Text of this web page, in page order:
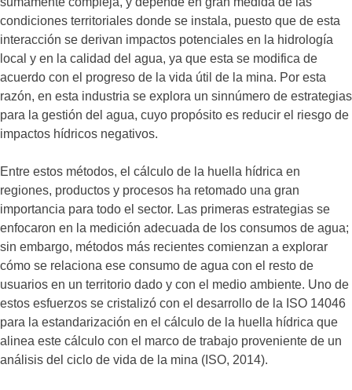
condiciones territoriales donde se instala, puesto que de esta
interacción se derivan impactos potenciales en la hidrología
local y en la calidad del agua, ya que esta se modifica de
acuerdo con el progreso de la vida útil de la mina. Por esta
razón, en esta industria se explora un sinnúmero de estrategias
para la gestión del agua, cuyo propósito es reducir el riesgo de
impactos hídricos negativos.
Entre estos métodos, el cálculo de la huella hídrica en
regiones, productos y procesos ha retomado una gran
importancia para todo el sector. Las primeras estrategias se
enfocaron en la medición adecuada de los consumos de agua;
sin embargo, métodos más recientes comienzan a explorar
cómo se relaciona ese consumo de agua con el resto de
usuarios en un territorio dado y con el medio ambiente. Uno de
estos esfuerzos se cristalizó con el desarrollo de la ISO 14046
para la estandarización en el cálculo de la huella hídrica que
alinea este cálculo con el marco de trabajo proveniente de un
análisis del ciclo de vida de la mina (ISO, 2014).